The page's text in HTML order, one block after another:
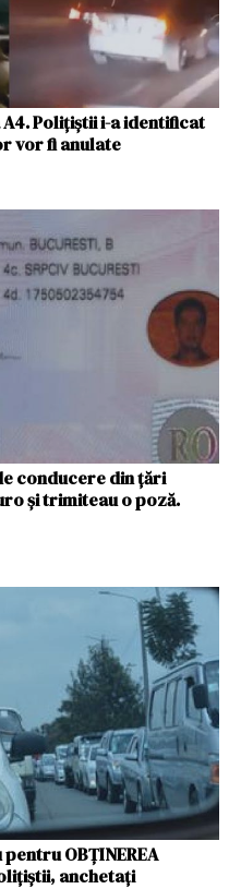
Poliţiștii i-a identificat
vor fi anulate
conducere din țări
și trimiteau o poză.
OBȚINEREA
anchetați